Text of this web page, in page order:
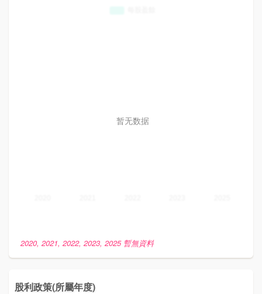
暂无数据
2020, 2021, 2022, 2023, 2025 暫無資料
股利政策(所屬年度)